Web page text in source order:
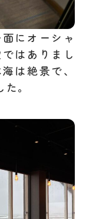
にオーシャ
はありまし
は絶景で、
。